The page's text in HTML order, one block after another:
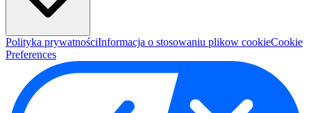
Polityka prywatnościInformacja o stosowaniu plikow cookieCookie
Preferences